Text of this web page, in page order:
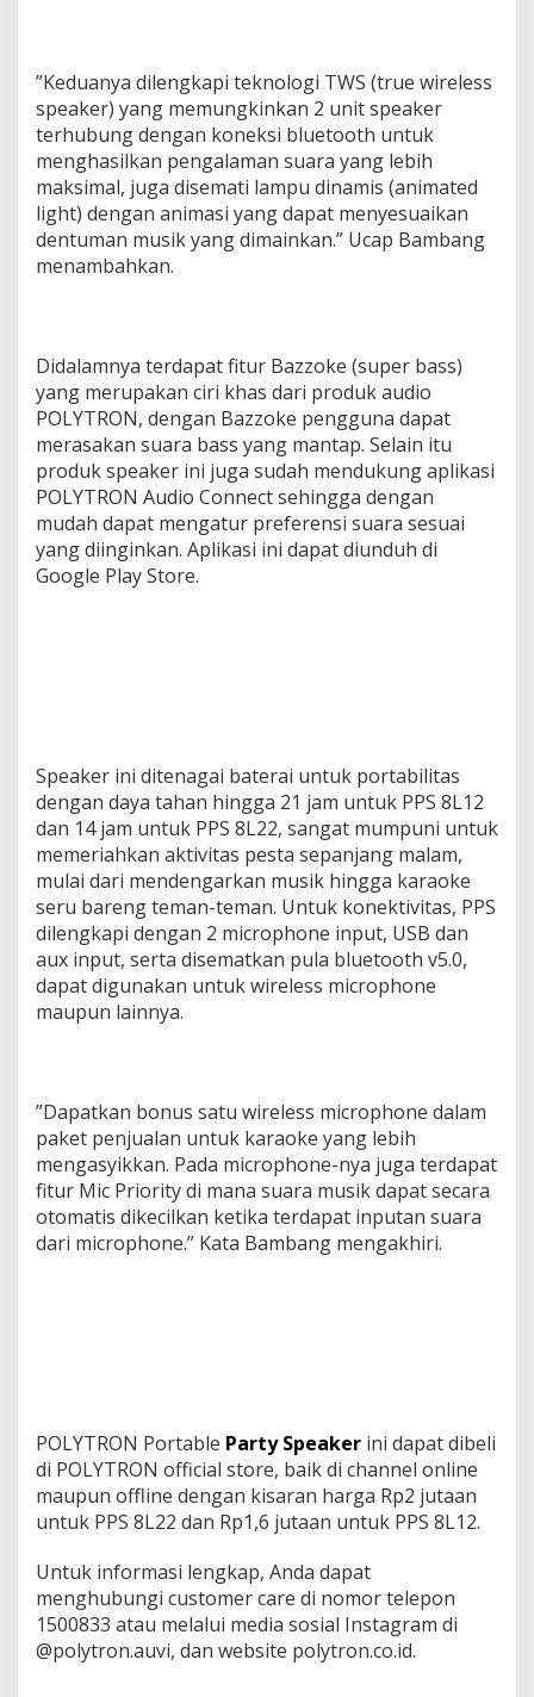
”Keduanya dilengkapi teknologi TWS (true wireless
speaker) yang memungkinkan 2 unit speaker
terhubung dengan koneksi bluetooth untuk
menghasilkan pengalaman suara yang lebih
maksimal, juga disemati lampu dinamis (animated
light) dengan animasi yang dapat menyesuaikan
dentuman musik yang dimainkan.” Ucap Bambang
menambahkan.
Didalamnya terdapat fitur Bazzoke (super bass)
yang merupakan ciri khas dari produk audio
POLYTRON, dengan Bazzoke pengguna dapat
merasakan suara bass yang mantap. Selain itu
produk speaker ini juga sudah mendukung aplikasi
POLYTRON Audio Connect sehingga dengan
mudah dapat mengatur preferensi suara sesuai
yang diinginkan. Aplikasi ini dapat diunduh di
Google Play Store.
Speaker ini ditenagai baterai untuk portabilitas
dengan daya tahan hingga 21 jam untuk PPS 8L12
dan 14 jam untuk PPS 8L22, sangat mumpuni untuk
memeriahkan aktivitas pesta sepanjang malam,
mulai dari mendengarkan musik hingga karaoke
seru bareng teman-teman. Untuk konektivitas, PPS
dilengkapi dengan 2 microphone input, USB dan
aux input, serta disematkan pula bluetooth v5.0,
dapat digunakan untuk wireless microphone
maupun lainnya.
”Dapatkan bonus satu wireless microphone dalam
paket penjualan untuk karaoke yang lebih
mengasyikkan. Pada microphone-nya juga terdapat
fitur Mic Priority di mana suara musik dapat secara
otomatis dikecilkan ketika terdapat inputan suara
dari microphone.” Kata Bambang mengakhiri.
POLYTRON Portable Party Speaker ini dapat dibeli
di POLYTRON official store, baik di channel online
maupun offline dengan kisaran harga Rp2 jutaan
untuk PPS 8L22 dan Rp1,6 jutaan untuk PPS 8L12.
Untuk informasi lengkap, Anda dapat
menghubungi customer care di nomor telepon
1500833 atau melalui media sosial Instagram di
@polytron.auvi, dan website polytron.co.id.